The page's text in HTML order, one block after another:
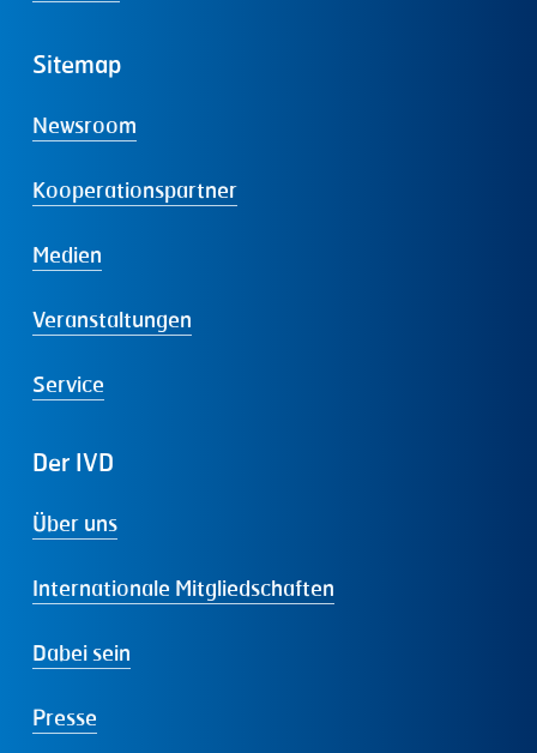
Sitemap
Newsroom
Kooperationspartner
Medien
Veranstaltungen
Service
Der IVD
Über uns
Internationale Mitgliedschaften
Dabei sein
Presse